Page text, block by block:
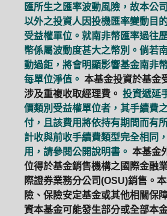
匯所生之匯率波動風險，故本公
以外之投資人因投機匯率變動目
受益權單位。就南非幣匯率過往
幣係屬波動度甚大之幣別。倘若
動過鉅，將會明顯影響基金南非
每單位淨值。 本基金投資於基金
涉及重複收取經理費。 投資遞延
價類別受益權單位者，其手續費
付，且該費用將依持有期間而有
計收與前收手續費類型完全相同
用，請參閱公開說明書。 本基金
位得於基金銷售機構之國際金融
際證券業務分公司(OSU)銷售。
險、保險安定基金或其他相關保
資本基金可能發生部分或全部本